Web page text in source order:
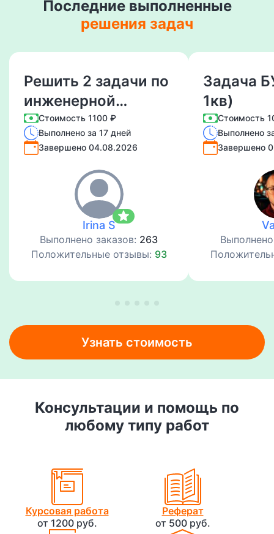
Последние выполненные
решения задач
Решить 2 задачи по
инженерной
графике
Стоимость 1100 ₽
Выполнено за 17 дней
Завершено 04.08.2026
star
Irina S
Выполнено заказов: 263
Положительные отзывы: 93
Задача
1кв)
Стоимость
Выполнено
Завершено
Узнать стоимость
Консультации и помощь по
любому типу работ
Курсовая работа
от 1200 руб.
Реферат
от 500 руб.